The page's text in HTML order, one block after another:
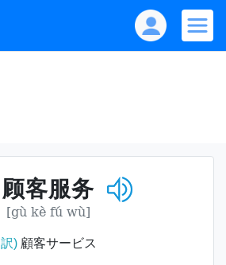
顾客服务
[gù kè fú wù]
訳)顧客サービス